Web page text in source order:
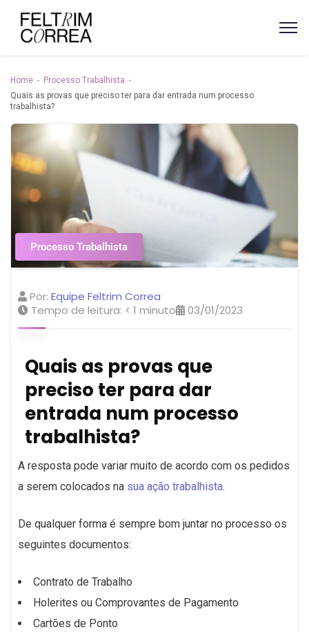
Home
Processo Trabalhista
Quais as provas que preciso ter para dar entrada num processo
trabalhista?
Processo Trabalhista
Por: Equipe Feltrim Correa
Tempo de leitura: < 1 minuto 03/01/2023
Quais as provas que
preciso ter para dar
entrada num processo
trabalhista?
A resposta pode variar muito de acordo com os pedidos
a serem colocados na sua ação trabalhista.
De qualquer forma é sempre bom juntar no processo os
seguintes documentos:
Contrato de Trabalho
Holerites ou Comprovantes de Pagamento
Cartões de Ponto